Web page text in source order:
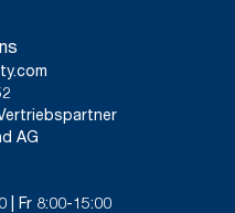
AG
| Fr 8:00-15:00